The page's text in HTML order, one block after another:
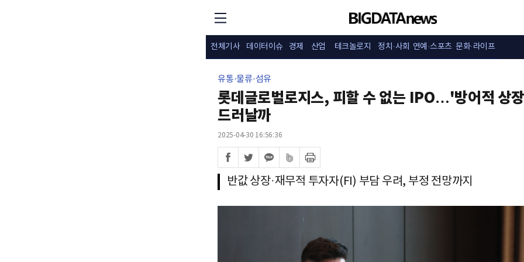
전체기사 데이터이슈 경제 산업 테크놀로지 정치·사회 연예·스포츠 문화·라이프
유통·물류·섬유
롯데글로벌로지스, 피할 수 없는 IPO…'방어적 상
드러날까
2025-04-30 16:56:36
반값 상장·재무적 투자자(FI) 부담 우려, 부정 전망까지